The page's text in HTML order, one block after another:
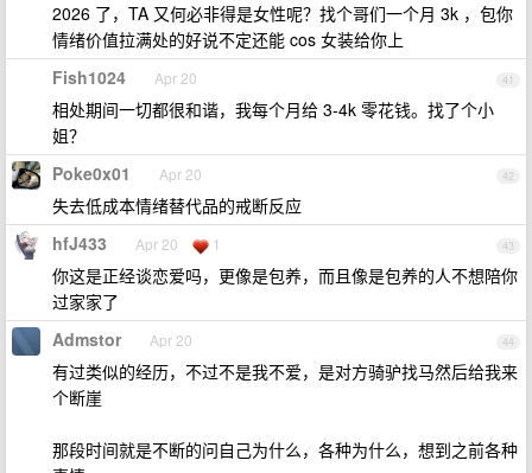
2026 了，TA 又何必非得是女性呢？找个哥们一个月 3k ，包你
情绪价值拉满处的好说不定还能 cos 女装给你上
41
Fish1024 Apr 20
相处期间一切都很和谐，我每个月给 3-4k 零花钱。找了个小
姐？
42
Poke0x01 Apr 20
失去低成本情绪替代品的戒断反应
43
hfJ433 Apr 20 1
你这是正经谈恋爱吗，更像是包养，而且像是包养的人不想陪你
过家家了
44
Admstor Apr 20
有过类似的经历，不过不是我不爱，是对方骑驴找马然后给我来
个断崖
那段时间就是不断的问自己为什么，各种为什么，想到之前各种